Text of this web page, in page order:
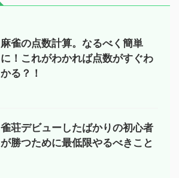
麻雀の点数計算。なるべく簡単
に！これがわかれば点数がすぐわ
かる？！
雀荘デビューしたばかりの初心者
が勝つために最低限やるべきこと